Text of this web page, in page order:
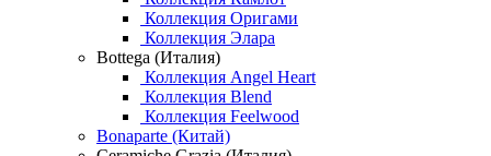
Коллекция Оригами
Коллекция Элара
Bottega (Италия)
Коллекция Angel Heart
Коллекция Blend
Коллекция Feelwood
Bonaparte (Китай)